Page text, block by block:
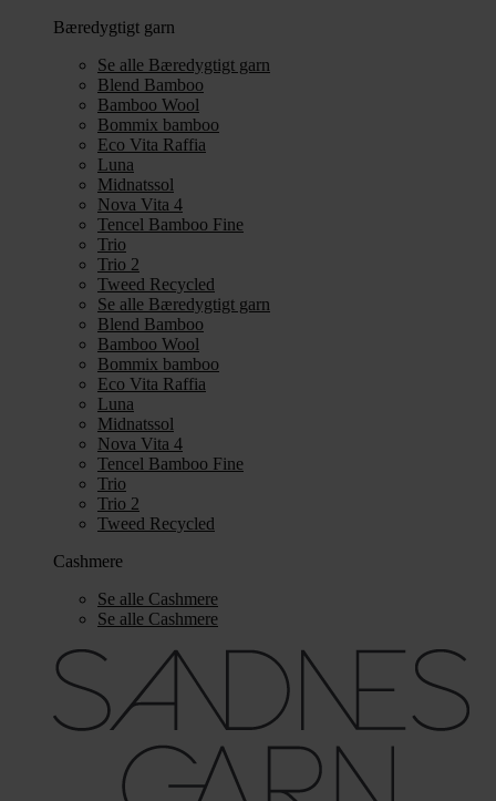
Bæredygtigt garn
Se alle Bæredygtigt garn
Blend Bamboo
Bamboo Wool
Bommix bamboo
Eco Vita Raffia
Luna
Midnatssol
Nova Vita 4
Tencel Bamboo Fine
Trio
Trio 2
Tweed Recycled
Se alle Bæredygtigt garn
Blend Bamboo
Bamboo Wool
Bommix bamboo
Eco Vita Raffia
Luna
Midnatssol
Nova Vita 4
Tencel Bamboo Fine
Trio
Trio 2
Tweed Recycled
Cashmere
Se alle Cashmere
Se alle Cashmere